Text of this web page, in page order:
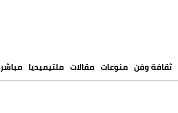
ثقافة وفن منوعات مقالات ملتيميديا مباشر